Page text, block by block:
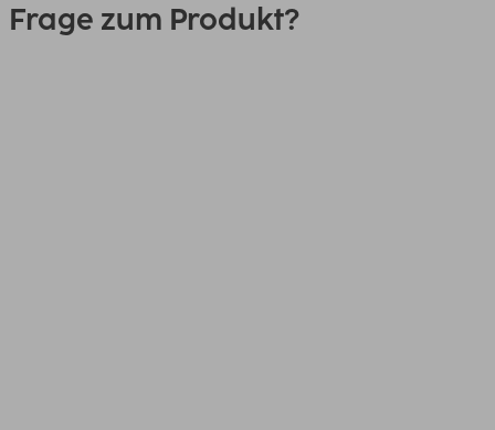
Frage zum Produkt?